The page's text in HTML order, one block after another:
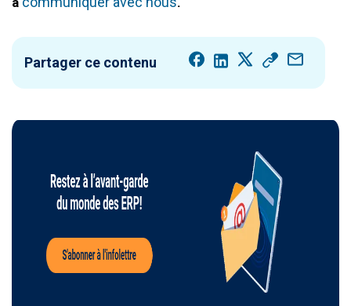
Partager ce contenu